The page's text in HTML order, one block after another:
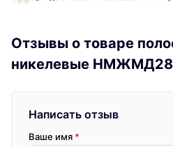
Отзывы о товаре
никелевые
Написать отзыв
Ваше имя *